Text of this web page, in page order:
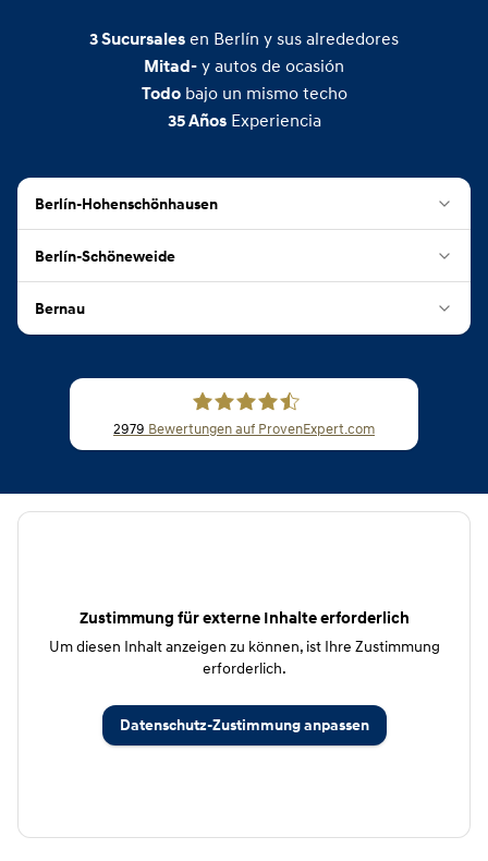
3Sucursales en Berlín y sus alrededores
Mitad- y autos de ocasión
Todo bajo un mismo techo
35Años Experiencia
Berlín-Hohenschönhausen
Berlín-Schöneweide
Bernau
2979 Bewertungen auf ProvenExpert.com
Zustimmung für externe Inhalte erforderlich
Um diesen Inhalt anzeigen zu können, ist Ihre Zustimmung
erforderlich.
Datenschutz-Zustimmung anpassen